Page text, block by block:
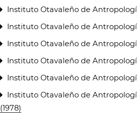
Instituto Otavaleño de
Instituto Otavaleño de
Instituto Otavaleño de
Instituto Otavaleño de
Instituto Otavaleño de
Instituto Otavaleño de
(1978)